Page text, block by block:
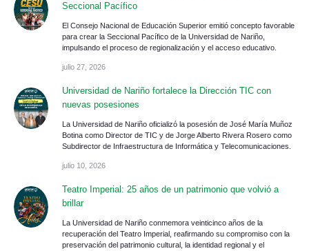
Seccional Pacífico
El Consejo Nacional de Educación Superior emitió concepto favorable
para crear la Seccional Pacífico de la Universidad de Nariño,
impulsando el proceso de regionalización y el acceso educativo.
julio 27, 2026
Universidad de Nariño fortalece la Dirección TIC con
nuevas posesiones
La Universidad de Nariño oficializó la posesión de José María Muñoz
Botina como Director de TIC y de Jorge Alberto Rivera Rosero como
Subdirector de Infraestructura de Informática y Telecomunicaciones.
julio 10, 2026
Teatro Imperial: 25 años de un patrimonio que volvió a
brillar
La Universidad de Nariño conmemora veinticinco años de la
recuperación del Teatro Imperial, reafirmando su compromiso con la
preservación del patrimonio cultural, la identidad regional y el